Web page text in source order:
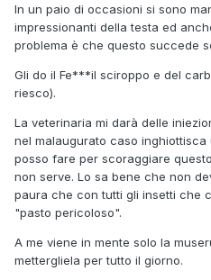
In un paio di occasioni si sono
impressionanti della testa ed
problema è che questo succede
Gli do il Fe***il sciroppo e del
riesco).
La veterinaria mi darà delle
nel malaugurato caso inghiottisca
posso fare per scoraggiare
non serve. Lo sa bene che non
paura che con tutti gli insetti che
"pasto pericoloso".
A me viene in mente solo la
mettergliela per tutto il giorno.